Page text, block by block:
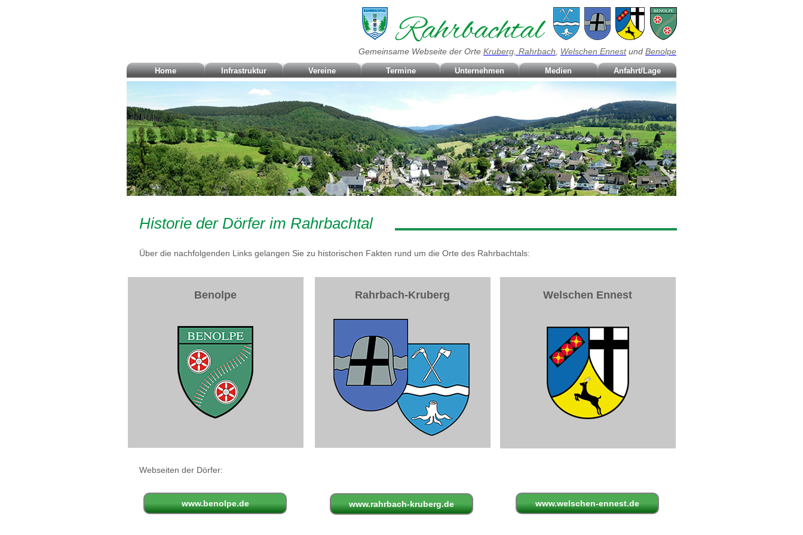
Gemeinsame Webseite der Orte Kruberg, Rahrbach Welschen Ennestund Benolpe
Home Infrastruktur Vereine Termine Unternehmen Medien Anfahrt/Lage
Historie der Dörfer im Rahrbachtal
Über die nachfolgenden Links gelangen Sie zu historischen Fakten rund um die Orte des Rahrbachtals:
Benolpe Rahrbach-Kruberg Welschen Ennest
Webseiten der Dörfer:
www.rahrbach-kruberg.de
www.benolpe.de www.welschen-ennest.de